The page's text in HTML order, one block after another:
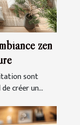
zen
sont
créer un...